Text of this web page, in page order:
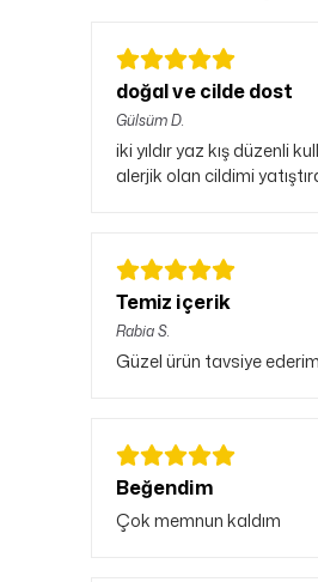
doğal ve cilde dost
GülsümD.
iki yıldır yaz kış düzenli
alerjik olan cildimi
Temiz içerik
RabiaS.
Güzel ürün tavsiye ederim
Beğendim
Çok memnun kaldım